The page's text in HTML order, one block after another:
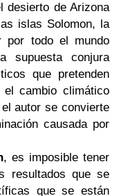
desierto de Arizona
islas Solomon, la
por todo el mundo
supuesta conjura
que pretenden
el cambio climático
autor se convierte
causada por
, es imposible tener
resultados que se
que se están